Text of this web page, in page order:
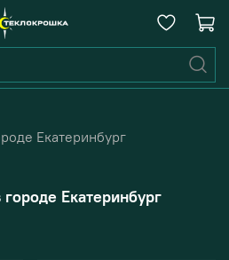
Екатеринбург
Екатеринбург